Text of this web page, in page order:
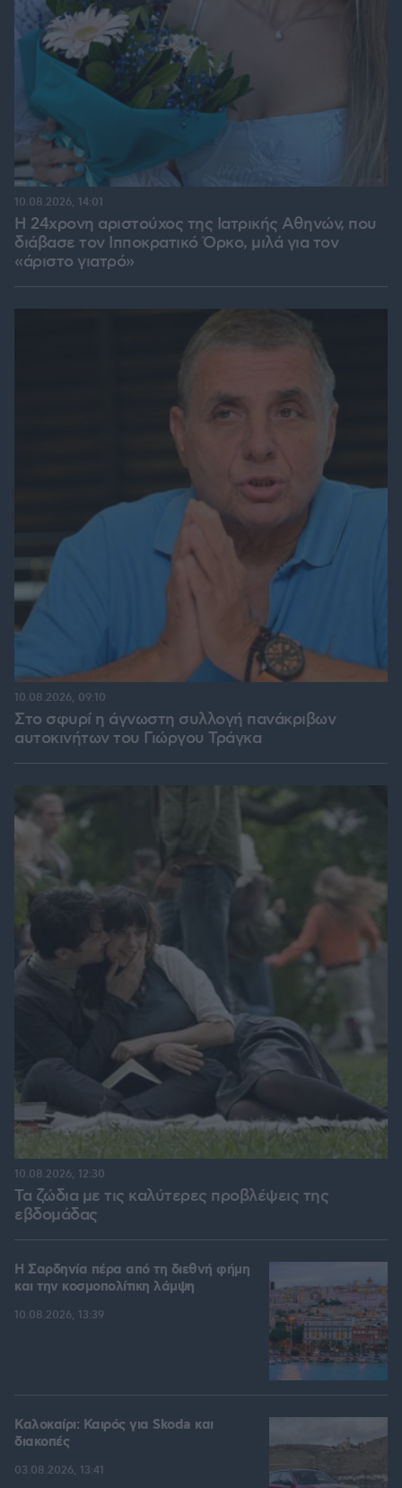
Η 24χρονη αριστούχος της Ιατρικής Αθηνών, που
διάβασε τον Ιπποκρατικό Όρκο, μιλά για τον
«άριστο γιατρό»
10.08.2026, 14:01
Στο σφυρί η άγνωστη συλλογή πανάκριβων
αυτοκινήτων του Γιώργου Τράγκα
10.08.2026, 09:10
Τα ζώδια με τις καλύτερες προβλέψεις της
εβδομάδας
10.08.2026, 12:30
Η Σαρδηνία πέρα από τη διεθνή φήμη
και την κοσμοπολίτικη λάμψη
10.08.2026, 13:39
Καλοκαίρι: Καιρός για Skoda και
διακοπές
03.08.2026, 13:41